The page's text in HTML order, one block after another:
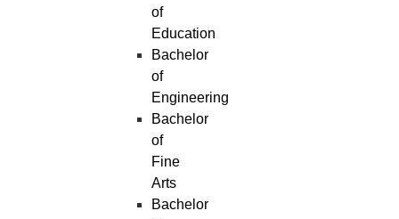
of
Education
Bachelor
of
Engineering
Bachelor
of
Fine
Arts
Bachelor